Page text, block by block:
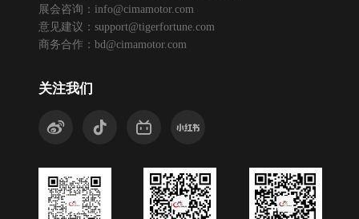
展会咨询： info@cimamotor.com
意见建议： support@tigerfortune.com
商务合作： bd@cimamotor.com
关注我们